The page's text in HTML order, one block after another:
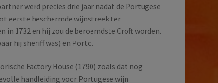
werd precies drie jaar nadat de Portugese
eerste beschermde wijnstreek ter
in 1732 en hij zou de beroemdste Croft worden.
hij sheriff was) en Porto.
Factory House (1790) zoals dat nog
handleiding voor Portugese wijn